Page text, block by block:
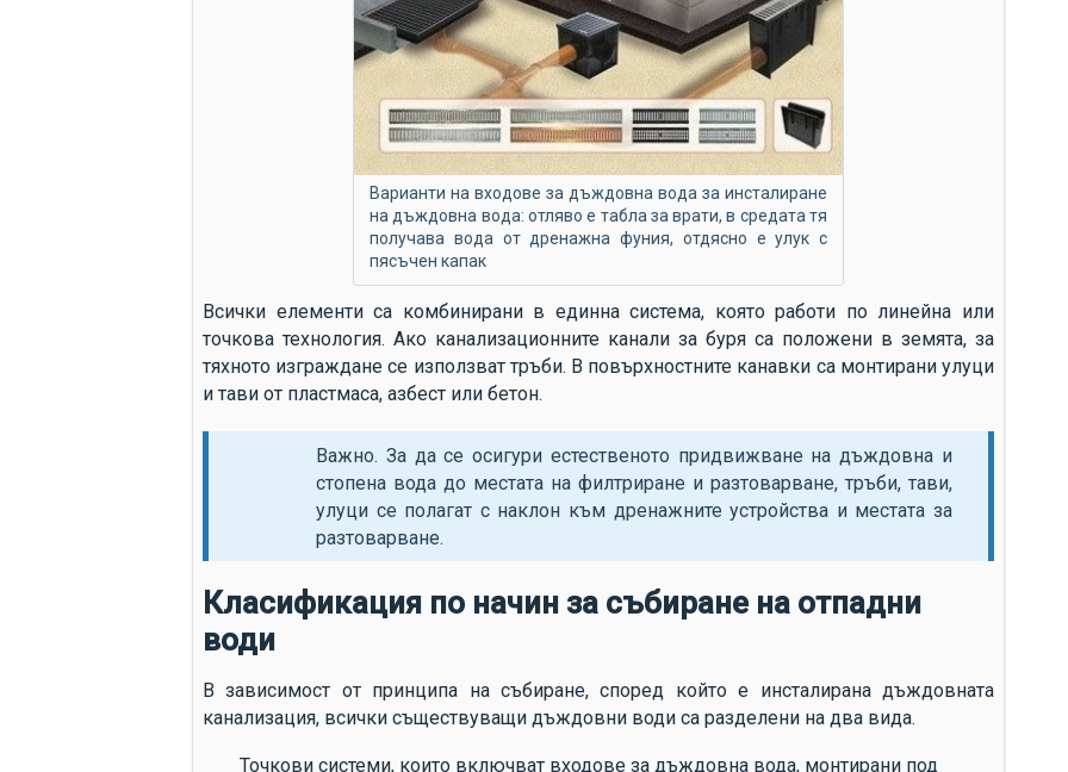
Варианти на входове за дъждовна вода за инсталиране
на дъждовна вода: отляво е табла за врати, в средата тя
получава вода от дренажна фуния, отдясно е улук с
пясъчен капак
Всички елементи са комбинирани в единна система, която работи по линейна или
точкова технология. Ако канализационните канали за буря са положени в земята, за
тяхното изграждане се използват тръби. В повърхностните канавки са монтирани улуци
и тави от пластмаса, азбест или бетон.
Важно. За да се осигури естественото придвижване на дъждовна и
стопена вода до местата на филтриране и разтоварване, тръби, тави,
улуци се полагат с наклон към дренажните устройства и местата за
разтоварване.
Класификация по начин за събиране на отпадни
води
В зависимост от принципа на събиране, според който е инсталирана дъждовната
канализация, всички съществуващи дъждовни води са разделени на два вида.
Точкови системи, които включват входове за дъждовна вода, монтирани под